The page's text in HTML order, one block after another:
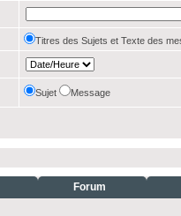
Titres des Sujets et Texte des
Sujet Message
Forum